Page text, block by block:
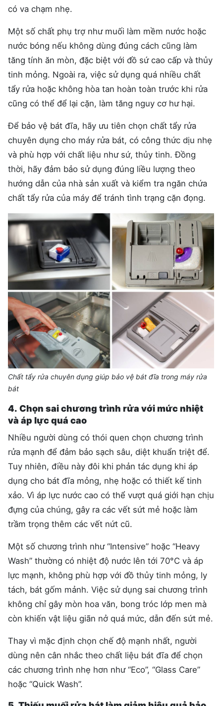
có va chạm nhẹ.
Một số chất phụ trợ như muối làm mềm nước hoặc
nước bóng nếu không dùng đúng cách cũng làm
tăng tính ăn mòn, đặc biệt với đồ sứ cao cấp và thủy
tinh mỏng. Ngoài ra, việc sử dụng quá nhiều chất
tẩy rửa hoặc không hòa tan hoàn toàn trước khi rửa
cũng có thể để lại cặn, làm tăng nguy cơ hư hại.
Để bảo vệ bát đĩa, hãy ưu tiên chọn chất tẩy rửa
chuyên dụng cho máy rửa bát, có công thức dịu nhẹ
và phù hợp với chất liệu như sứ, thủy tinh. Đồng
thời, hãy đảm bảo sử dụng đúng liều lượng theo
hướng dẫn của nhà sản xuất và kiểm tra ngăn chứa
chất tẩy rửa của máy để tránh tình trạng cặn đọng.
Chất tẩy rửa chuyên dụng giúp bảo vệ bát đĩa trong máy rửa
bát
4. Chọn sai chương trình rửa với mức nhiệt
và áp lực quá cao
Nhiều người dùng có thói quen chọn chương trình
rửa mạnh để đảm bảo sạch sâu, diệt khuẩn triệt để.
Tuy nhiên, điều này đôi khi phản tác dụng khi áp
dụng cho bát đĩa mỏng, nhẹ hoặc có thiết kế tinh
xảo. Vì áp lực nước cao có thể vượt quá giới hạn chịu
đựng của chúng, gây ra các vết sứt mẻ hoặc làm
trầm trọng thêm các vết nứt cũ.
Một số chương trình như “Intensive” hoặc “Heavy
Wash” thường có nhiệt độ nước lên tới 70°C và áp
lực mạnh, không phù hợp với đồ thủy tinh mỏng, ly
tách, bát gốm mảnh. Việc sử dụng sai chương trình
không chỉ gây mòn hoa văn, bong tróc lớp men mà
còn khiến vật liệu giãn nở quá mức, dẫn đến sứt mẻ.
Thay vì mặc định chọn chế độ mạnh nhất, người
dùng nên cân nhắc theo chất liệu bát đĩa để chọn
các chương trình nhẹ hơn như “Eco”, “Glass Care”
hoặc “Quick Wash”.